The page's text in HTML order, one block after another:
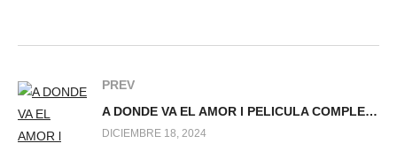
PREV
A DONDE VA EL AMOR l PELICULA COMPLETA
DICIEMBRE 18, 2024